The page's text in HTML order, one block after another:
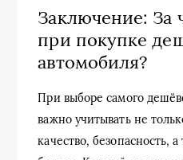
Заключение: За
при покупке
автомобиля?
При выборе самого
важно учитывать не
качество, безопасность,